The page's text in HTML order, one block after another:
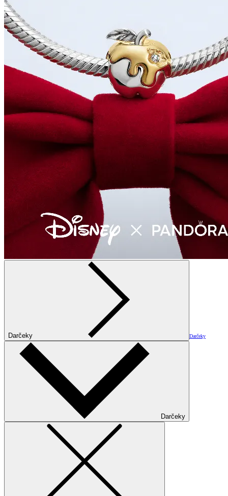
Darčeky Darčeky
Darčeky